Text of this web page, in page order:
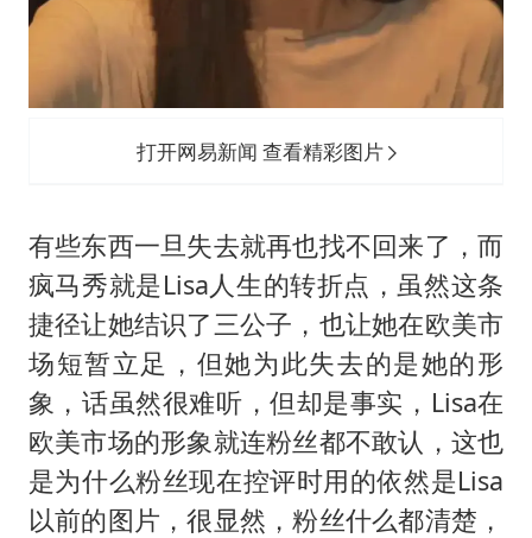
打开网易新闻 查看精彩图片
有些东西一旦失去就再也找不回来了，而
疯马秀就是Lisa人生的转折点，虽然这条
捷径让她结识了三公子，也让她在欧美市
场短暂立足，但她为此失去的是她的形
象，话虽然很难听，但却是事实，Lisa在
欧美市场的形象就连粉丝都不敢认，这也
是为什么粉丝现在控评时用的依然是Lisa
以前的图片，很显然，粉丝什么都清楚，